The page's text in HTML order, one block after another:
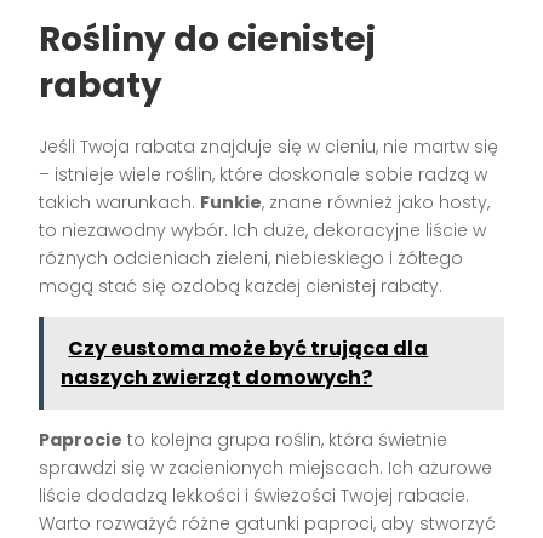
Rośliny do cienistej
rabaty
Jeśli Twoja rabata znajduje się w cieniu, nie martw się
– istnieje wiele roślin, które doskonale sobie radzą w
takich warunkach. Funkie, znane również jako hosty,
to niezawodny wybór. Ich duże, dekoracyjne liście w
różnych odcieniach zieleni, niebieskiego i żółtego
mogą stać się ozdobą każdej cienistej rabaty.
Czy eustoma może być trująca dla
naszych zwierząt domowych?
Paprocie to kolejna grupa roślin, która świetnie
sprawdzi się w zacienionych miejscach. Ich ażurowe
liście dodadzą lekkości i świeżości Twojej rabacie.
Warto rozważyć różne gatunki paproci, aby stworzyć